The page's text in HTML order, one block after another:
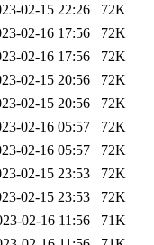
02-15 22:26
72K
02-16 17:56
72K
02-16 17:56
72K
02-15 20:56
72K
02-15 20:56
72K
02-16 05:57
72K
02-16 05:57
72K
02-15 23:53
72K
02-15 23:53
72K
02-16 11:56
71K